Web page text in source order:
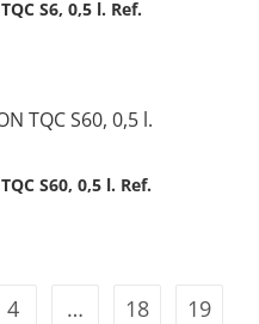
S6, 0,5 l. Ref.
S60, 0,5 l. Ref.
4 … 18
19